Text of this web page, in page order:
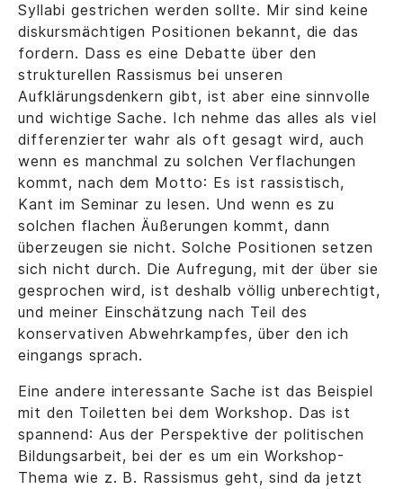
Syllabi gestrichen werden sollte. Mir sind keine
diskursmächtigen Positionen bekannt, die das
fordern. Dass es eine Debatte über den
strukturellen Rassismus bei unseren
Aufklärungsdenkern gibt, ist aber eine sinnvolle
und wichtige Sache. Ich nehme das alles als viel
differenzierter wahr als oft gesagt wird, auch
wenn es manchmal zu solchen Verflachungen
kommt, nach dem Motto: Es ist rassistisch,
Kant im Seminar zu lesen. Und wenn es zu
solchen flachen Äußerungen kommt, dann
überzeugen sie nicht. Solche Positionen setzen
sich nicht durch. Die Aufregung, mit der über sie
gesprochen wird, ist deshalb völlig unberechtigt,
und meiner Einschätzung nach Teil des
konservativen Abwehrkampfes, über den ich
eingangs sprach.
Eine andere interessante Sache ist das Beispiel
mit den Toiletten bei dem Workshop. Das ist
spannend: Aus der Perspektive der politischen
Bildungsarbeit, bei der es um ein Workshop-
Thema wie z. B. Rassismus geht, sind da jetzt